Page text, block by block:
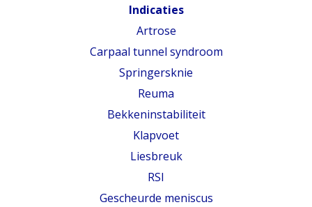
Indicaties
Artrose
Carpaal tunnel syndroom
Springersknie
Reuma
Bekkeninstabiliteit
Klapvoet
Liesbreuk
RSI
Gescheurde meniscus